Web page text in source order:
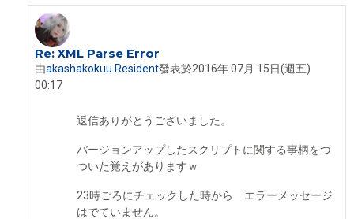
In reply to Iseki Fumikazu
Re: XML Parse Error
由akashakokuu Resident發表於2016年 07月 15日(週五)
00:17
返信ありがとうございました。
バージョンアップしたスクリプトに関する事柄をつ
ついた覚えがありますｗ
23時ごろにチェックした時から エラーメッセージ
はでていません。